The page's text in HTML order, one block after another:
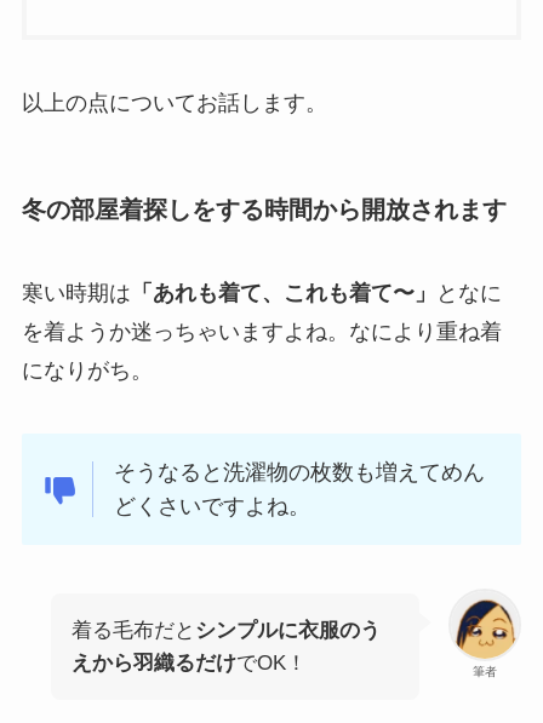
以上の点についてお話します。
冬の部屋着探しをする時間から開放されます
寒い時期は 「あれも着て、これも着て〜」
となに
を着ようか迷っちゃいますよね。なにより重ね着
になりがち。
そうなると洗濯物の枚数も増えてめん
どくさいですよね。
筆者
着る毛布だと シンプルに衣服のう
えから羽織るだけでOK！